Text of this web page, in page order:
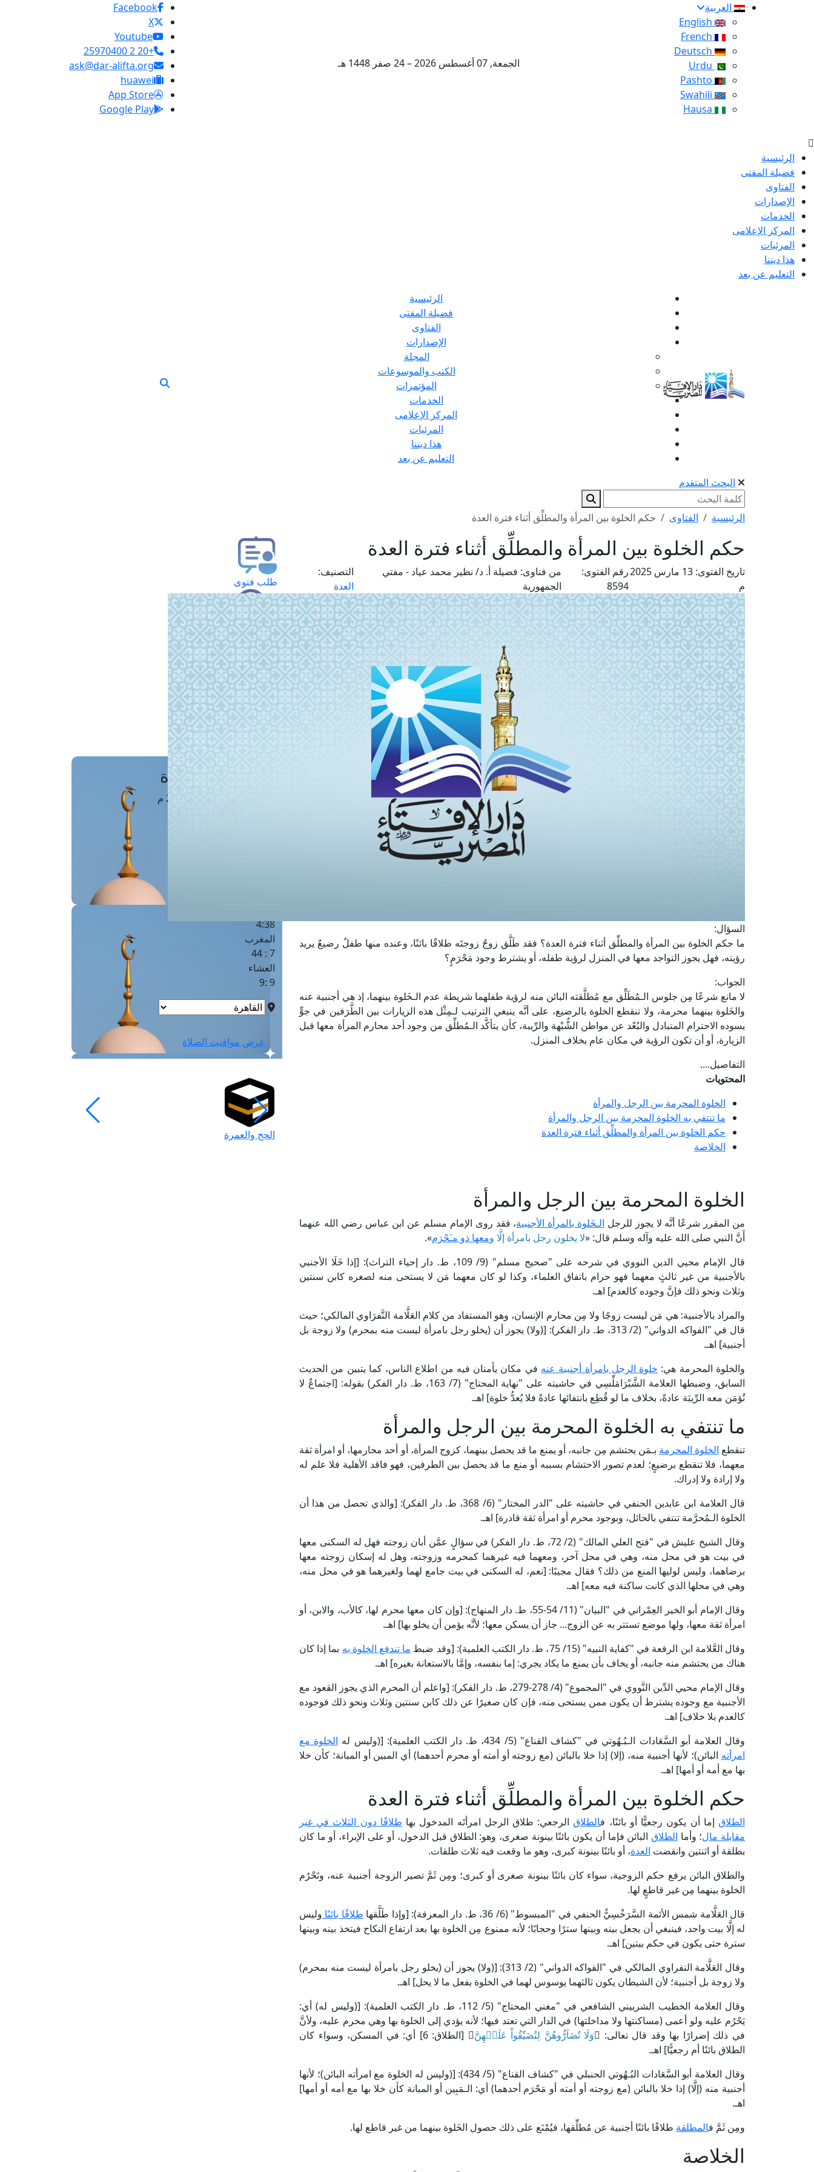
العربية
الجمعة, 07 أغسطس 2026 – 24 صفر 1448 هـ
Facebook
X
Youtube
+20 2 25970400
ask@dar-alifta.org
huawei
App Store
Google Play
الرئيسية
فضيلة المفتى
الفتاوى
الإصدارات
الخدمات
المركز الإعلامى
المرئيات
هذا ديننا
التعليم عن بعد
الرئيسية
فضيلة المفتى
الفتاوى
الإصدارات
المجلة
الكتب والموسوعات
المؤتمرات
الخدمات
المركز الإعلامى
المرئيات
هذا ديننا
التعليم عن بعد
البحث المتقدم
الرئيسية الفتاوى حكم الخلوة بين المرأة والمطلِّق أثناء فترة العدة
حكم الخلوة بين المرأة والمطلِّق أثناء فترة العدة
تاريخ الفتوى:
13 مارس 2025
م
رقم الفتوى:
8594
من فتاوى: فضيلة أ. د/ نظير محمد عياد - مفتي
الجمهورية
التصنيف:
العدة
السؤال:
ما حكم الخلوة بين المرأة والمطلِّق أثناء فترة العدة؟ فقد طَلَّق زوجٌ زوجتَه طلاقًا بائنًا، وعنده منها طفلٌ رضيعٌ يريد
رؤيته، فهل يجوز التواجد معها في المنزل لرؤية طفله، أو يشترط وجود مَحْرَمٍ؟
الجواب:
لا مانع شرعًا مِن جلوس الـمُطَلِّق مع مُطلَّقته البائن منه لرؤية طفلهما شريطة عدم الـخَلوة بينهما، إذ هي أجنبية عنه
والخَلوة بينهما محرمة، ولا تنقطع الخلوة بالرضيع، على أنَّه ينبغي الترتيب لـمِثْل هذه الزيارات بين الطَّرَفين في جوٍّ
يسوده الاحترام المتبادل والبُعْد عن مواطن الشُّبْهة والرِّيبة، كأن يتأكَّد الـمُطلِّق من وجود أحد محارم المرأة معها قبل
الزيارة، أو أن تكون الرؤية في مكان عام بخلاف المنزل.
التفاصيل....
المحتويات
الخلوة المحرمة بين الرجل والمرأة
ما تنتفي به الخلوة المحرمة بين الرجل والمرأة
حكم الخلوة بين المرأة والمطلِّق أثناء فترة العدة
الخلاصة
الخلوة المحرمة بين الرجل والمرأة
من المقرر شرعًا أنَّه لا يجوز للرجل الـخَلوة بالمرأة الأجنبية، فقد روى الإمام مسلم عن ابن عباس رضي الله عنهما
أَنَّ النبي صلى الله عليه وآله وسلم قال: «لا يخلون رجل بامرأة إلَّا ومعها ذو مـَحْرَم».
قال الإمام محيي الدين النووي في شرحه على "صحيح مسلم" (9/ 109، ط. دار إحياء التراث): [إذا خَلَا الأجنبي
بالأجنبية من غير ثالثٍ معهما فهو حرام باتفاق العلماء، وكذا لو كان معهما مَن لا يستحى منه لصغره كابن سنتين
وثلاث ونحو ذلك فإنَّ وجوده كالعدم] اهـ.
والمراد بالأجنبية: هي مَن ليست زوجًا ولا مِن محارم الإنسان، وهو المستفاد من كلام العَلَّامة النَّفرَاوي المالكي؛ حيث
قال في "الفواكه الدواني" (2/ 313، ط. دار الفكر): [(ولا) يجوز أن (يخلو رجل بامرأة ليست منه بمحرم) ولا زوجة بل
أجنبية] اهـ.
والخلوة المحرمة هي: خلوة الرجل بامرأة أجنبية عنه في مكان يأمنان فيه من اطلاع الناس، كما يتبين من الحديث
السابق، وضبطها العلامة الشَّبْرَامَلِّسِي في حاشيته على "نهاية المحتاج" (7/ 163، ط. دار الفكر) بقوله: [اجتماعٌ لا
تُؤمَن معه الرِّيبَة عادةً، بخلاف ما لو قُطِع بانتفائها عادةً فلا يُعدُّ خلوة] اهـ.
ما تنتفي به الخلوة المحرمة بين الرجل والمرأة
تنقطع الخلوة المحرمة بـمَن يحتشم مِن جانبه، أو يمنع ما قد يحصل بينهما، كزوج المرأة، أو أحد محارمها، أو امرأة ثقة
معهما، فلا تنقطع برضيعٍ؛ لعدم تصور الاحتشام بسببه أو منع ما قد يحصل بين الطرفين، فهو فاقد الأهلية فلا علم له
ولا إرادة ولا إدراك.
قال العلامة ابن عابدين الحنفي في حاشيته على "الدر المختار" (6/ 368، ط. دار الفكر): [والذي تحصل من هذا أن
الخلوة الـمُحرَّمة تنتفي بالحائل، وبوجود محرم أو امرأة ثقة قادرة] اهـ.
وقال الشيخ عليش في "فتح العلي المالك" (2/ 72، ط. دار الفكر) في سؤالٍ عمَّن أبان زوجته فهل له السكنى معها
في بيت هو في محل منه، وهي في محل آخر، ومعهما فيه غيرهما كمحرمه وزوجته، وهل له إسكان زوجته معها
برضاهما، وليس لوليها المنع من ذلك؟ فقال مجيبًا: [نعم، له السكنى في بيت جامع لهما ولغيرهما هو في محل منه،
وهي في محلها الذي كانت ساكنة فيه معه] اهـ.
وقال الإمام أبو الخير العِمْراني في "البيان" (11/ 54-55، ط. دار المنهاج): [وإن كان معها محرم لها، كالأب، والابن، أو
امرأة ثقة معها، ولها موضع تستتر به عن الزوج... جاز أن يسكن معها؛ لأنَّه يؤمن أن يخلو بها] اهـ.
وقال العَّلامة ابن الرفعة في "كفاية النبيه" (15/ 75، ط. دار الكتب العلمية): [وقد ضبط
ما تندفع الخلوة به بما إذا كان
هناك من يحتشم منه جانبه، أو يخاف بأن يمنع ما يكاد يجري: إما بنفسه، وإمَّا بالاستعانة بغيره] اهـ.
وقال الإمام محيي الدِّين النَّووي في "المجموع" (4/ 278-279، ط. دار الفكر): [واعلم أن المحرم الذي يجوز القعود مع
الأجنبية مع وجوده يشترط أن يكون ممن يستحى منه، فإن كان صغيرًا عن ذلك كابن سنتين وثلاث ونحو ذلك فوجوده
كالعدم بلا خلاف] اهـ.
وقال العلامة أبو السَّعَادات الـبُـهُوتي في "كشاف القناع" (5/ 434، ط. دار الكتب العلمية): [(وليس له
الخلوة مع
امرأته البائن)؛ لأنها أجنبية منه، (إلا) إذا خلا بالبائن (مع زوجته أو أمته أو محرم أحدهما) أي المبين أو المبانة؛ كأن خلا
بها مع أمه أو أمها] اهـ.
حكم الخلوة بين المرأة والمطلِّق أثناء فترة العدة
الطلاقإما أن يكون رجعيًّا أو بائنًا، فالطلاقالرجعي: طلاق الرجل امرأتَه المدخول بها طلاقًا دون الثلاث في غير
مقابلة مال؛ وأما الطلاق البائن فإما أن يكون بائنًا بينونة صغرى، وهو: الطلاق قبل الدخول، أو على الإبراء، أو ما كان
بطلقة أو اثنتين وانقضت العدة، أو بائنًا بينونة كبرى، وهو ما وقعت فيه ثلاث طلقات.
والطلاق البائن يرفع حكم الزوجية، سواء كان بائنًا بينونة صغرى أو كبرى؛ ومِن ثَمَّ تصير الزوجة أجنبية عنه، وتَحْرُم
الخلوة بينهما مِن غير قاطعٍ لها.
قال العَلَّامة شمس الأئمة السَّرَخْسِيُّ الحنفي في "المبسوط" (6/ 36، ط. دار المعرفة): [وإذا طَلَّقها
طلاقًا بائنًا وليس
له إلَّا بيت واحد، فينبغي أن يجعل بينه وبينها سترًا وحجابًا؛ لأنه ممنوع مِن الخلوة بها بعد ارتفاع النكاح فيتخذ بينه وبينها
سترة حتى يكون في حكم بيتين] اهـ.
وقال العَلَّامة النفراوي المالكي في "الفواكه الدواني" (2/ 313): [(ولا) يجوز أن (يخلو رجل بامرأة ليست منه بمحرم)
ولا زوجة بل أجنبية؛ لأن الشيطان يكون ثالثهما يوسوس لهما في الخلوة بفعل ما لا يحل] اهـ.
وقال العلامة الخطيب الشربيني الشافعي في "مغني المحتاج" (5/ 112، ط. دار الكتب العلمية): [(وليس له) أي:
يَحْرُم عليه ولو أعمى (مساكنتها ولا مداخلتها) في الدار التي تعتد فيها؛ لأنه يؤدي إلى الخلوة بها وهي محرم عليه، ولأنَّ
في ذلك إضرارًا بها وقد قال تعالى: ﴿وَلَا تُضَآرُّوهُنَّ لِتُضَيِّقُواْ عَلَيۡهِنَّ
﴾ [الطلاق: 6] أي: في المسكن، وسواء كان
الطلاق بائنًا أم رجعيًّا] اهـ.
وقال العلامة أبو السَّعَادات البُـهُوتي الحنبلي في "كشاف القناع" (5/ 434): [(وليس له الخلوة مع امرأته البائن)؛ لأنها
أجنبية منه (إلَّا) إذا خلا بالبائن (مع زوجته أو أمته أو مَحْرَم أحدهما) أي: الـمَبِين أو المبانة كأن خلا بها مع أمه أو أمها]
اهـ.
ومِن ثَمَّ فالمطلقة طلاقًا بائنًا أجنبية عن مُطلِّقها، فيُمْنَع على ذلك حصول الخَلوة بينهما من غير قاطع لها.
الخلاصة
طلب فتوى
استعلام عن فتوى
حجز موعد
الفتوى الهاتفية
مَواقِيتُ الصَّـــلاة
4:38
المغرب
7 : 44
العشاء
9 :9
عرض مواقيت الصلاة
الحج والعمرة